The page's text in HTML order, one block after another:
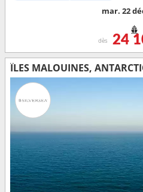
mar. 22
dès 24
ÎLES MALOUINES,